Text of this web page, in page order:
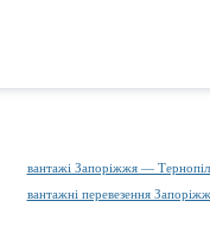
вантажі Запоріжжя —
вантажні перевезення